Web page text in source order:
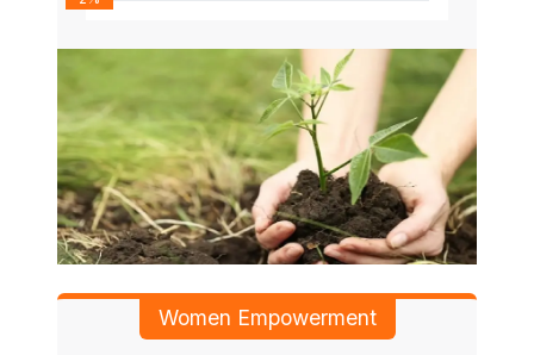
Women Empowerment